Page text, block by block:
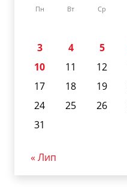
Пн Вт Ср
3
4 5
10
11 12
17
18 19
24
25 26
31
« Лип